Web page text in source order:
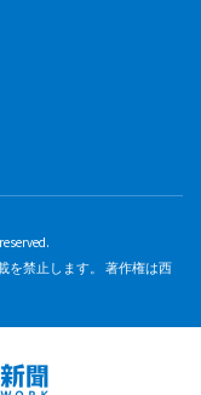
を禁止します。 著作権は西